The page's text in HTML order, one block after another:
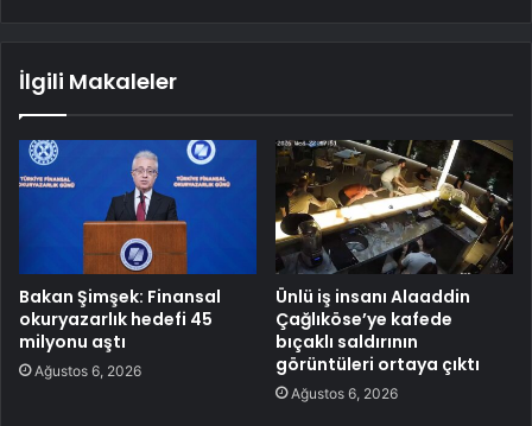
İlgili Makaleler
Bakan Şimşek: Finansal
okuryazarlık hedefi 45
milyonu aştı
Ağustos 6, 2026
Ünlü iş insanı Alaaddin
Çağlıköse’ye kafede
bıçaklı saldırının
görüntüleri ortaya çıktı
Ağustos 6, 2026